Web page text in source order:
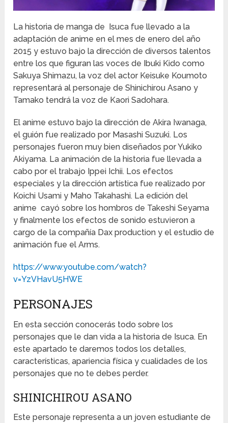
La historia de manga de Isuca fue llevado a la
adaptación de anime en el mes de enero del año
2015 y estuvo bajo la dirección de diversos talentos
entre los que figuran las voces de Ibuki Kido como
Sakuya Shimazu, la voz del actor Keisuke Koumoto
representará al personaje de Shinichirou Asano y
Tamako tendrá la voz de Kaori Sadohara.
El anime estuvo bajo la dirección de Akira Iwanaga,
el guión fue realizado por Masashi Suzuki. Los
personajes fueron muy bien diseñados por Yukiko
Akiyama. La animación de la historia fue llevada a
cabo por el trabajo Ippei Ichii. Los efectos
especiales y la dirección artística fue realizado por
Koichi Usami y Maho Takahashi. La edición del
anime cayó sobre los hombros de Takeshi Seyama
y finalmente los efectos de sonido estuvieron a
cargo de la compañía Dax production y el estudio de
animación fue el Arms.
https://www.youtube.com/watch?
v=YzVHavU5HWE
PERSONAJES
En esta sección conocerás todo sobre los
personajes que le dan vida a la historia de Isuca. En
este apartado te daremos todos los detalles,
características, apariencia física y cualidades de los
personajes que no te debes perder.
SHINICHIROU ASANO
Este personaje representa a un joven estudiante de